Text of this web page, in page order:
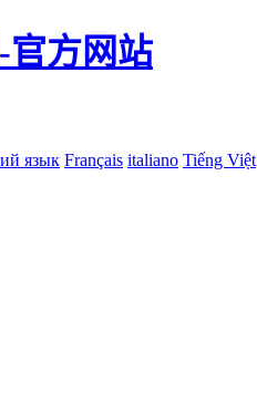
官方网站
язык Français italiano Tiếng Việt